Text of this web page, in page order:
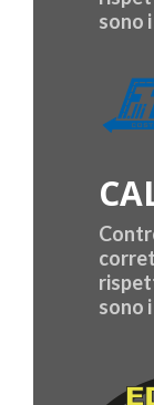
sono
sono